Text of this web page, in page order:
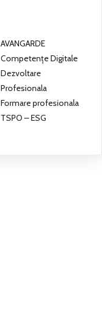
AVANGARDE
Competențe Digitale
Dezvoltare
Profesionala
Formare profesionala
TSPO – ESG